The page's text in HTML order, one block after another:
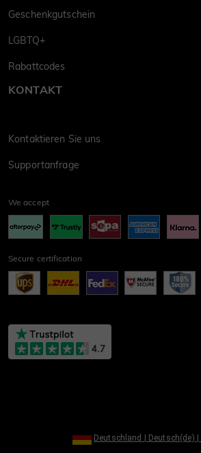
Geschenkgutschein
LGBTQ+
Rabattcodes
KONTAKT
Kontaktieren Sie uns
Supportanfrage
We accept
Secure certification
Deutschland | Deutsch(de) |